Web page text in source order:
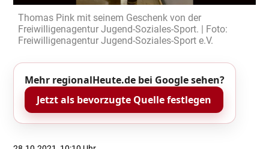
Thomas Pink mit seinem Geschenk von der
Freiwilligenagentur Jugend-Soziales-Sport. | Foto:
Freiwilligenagentur Jugend-Soziales-Sport e.V.
Mehr regionalHeute.de bei Google sehen?
Jetzt als bevorzugte Quelle festlegen